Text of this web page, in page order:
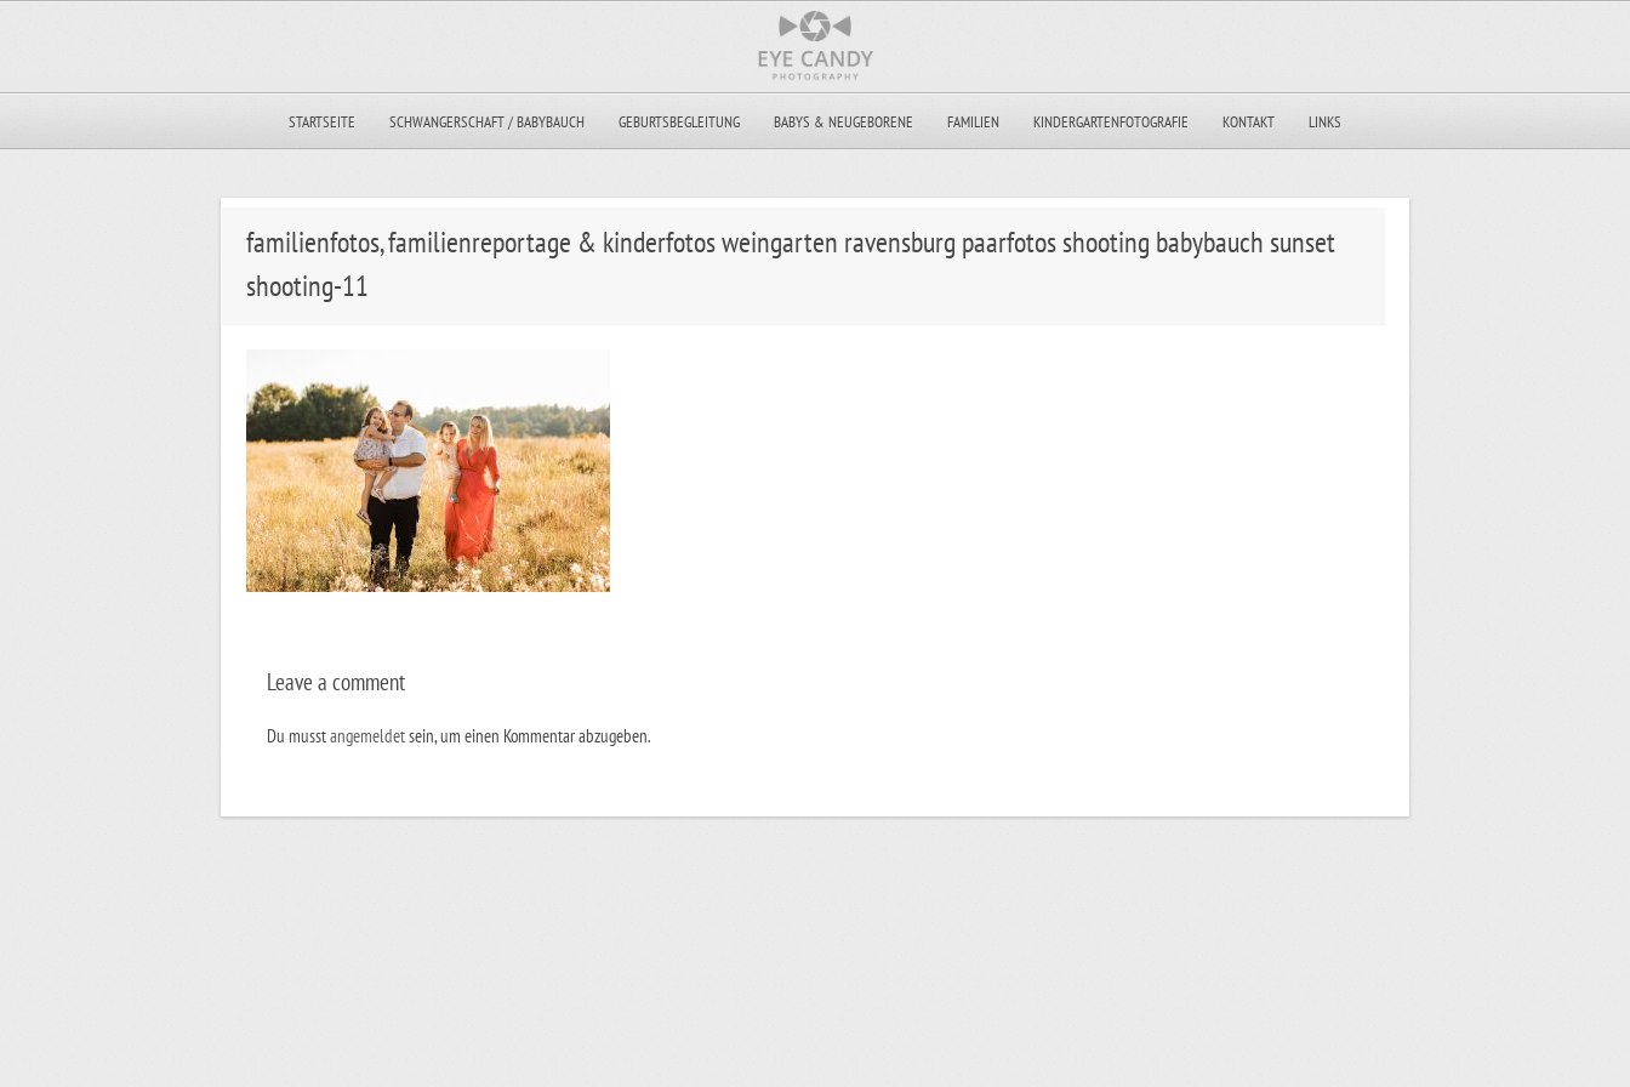
STARTSEITE SCHWANGERSCHAFT / BABYBAUCH GEBURTSBEGLEITUNG BABYS & NEUGEBORENE FAMILIEN KINDERGARTENFOTOGRAFIE KONTAKT LINKS
familienfotos, familienreportage & kinderfotos weingarten ravensburg paarfotos shooting babybauch sunset
shooting-11
Leave a comment
Du musstangemeldetsein, um einen Kommentar abzugeben.